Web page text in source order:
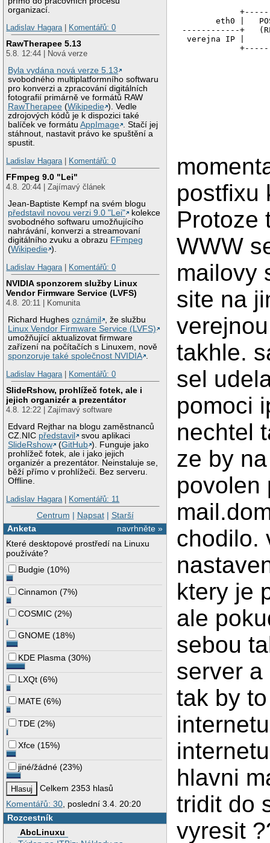
organizací.
Ladislav Hagara| Komentářů: 0
RawTherapee 5.13
5.8. 12:44 | Nová verze
Byla vydána nová verze 5.13
svobodného multiplatformního softwaru
pro konverzi a zpracování digitálních
fotografií primárně ve formátů RAW
RawTherapee (Wikipedie ). Vedle
zdrojových kódů je k dispozici také
balíček ve formátuAppImage . Stačí jej
stáhnout, nastavit právo ke spuštění a
spustit.
Ladislav Hagara| Komentářů: 0
FFmpeg 9.0 "Lei"
4.8. 20:44 | Zajímavý článek
Jean-Baptiste Kempf na svém blogu
představil novou verzi 9.0 "Lei"
kolekce
svobodného softwaru umožňujícího
nahrávání, konverzi a streamovaní
digitálního zvuku a obrazu FFmpeg
(Wikipedie ).
Ladislav Hagara| Komentářů: 0
NVIDIA sponzorem služby Linux
Vendor Firmware Service (LVFS)
4.8. 20:11 | Komunita
Richard Hughesoznámil
, že službu
Linux Vendor Firmware Service (LVFS)
umožňující aktualizovat firmware
zařízení na počítačích s Linuxem, nově
sponzoruje také společnost NVIDIA .
Ladislav Hagara| Komentářů: 0
SlideRshow, prohlížeč fotek, ale i
jejich organizér a prezentátor
4.8. 12:22 | Zajímavý software
Edvard Rejthar na blogu zaměstnanců
CZ.NIC představil
svou aplikaci
SlideRshow
(GitHub ). Funguje jako
prohlížeč fotek, ale i jako jejich
organizér a prezentátor. Neinstaluje se,
běží přímo v prohlížeči. Bez serveru.
Offline.
Ladislav Hagara| Komentářů: 11
Centrum | Napsat| Starší
navrhněte »
Anketa
Které desktopové prostředí na Linuxu
používáte?
Budgie (10%)
Cinnamon (7%)
COSMIC (2%)
GNOME (18%)
KDE Plasma (30%)
LXQt (6%)
MATE (6%)
TDE (2%)
Xfce (15%)
jiné/žádné (23%)
Celkem 2353 hlasů
Komentářů: 30 , poslední 3.4. 20:20
Rozcestník
AbcLinuxu
eth0 |
------------+
verejna IP
postfixu
Protoze
WWW
mailovy
site na
takhle.
sel
pomoci
nechtel
ze by
povolen
chodilo.
ktery je
ale
sebou
server
tak by
hlavni
tridit do
vyresit